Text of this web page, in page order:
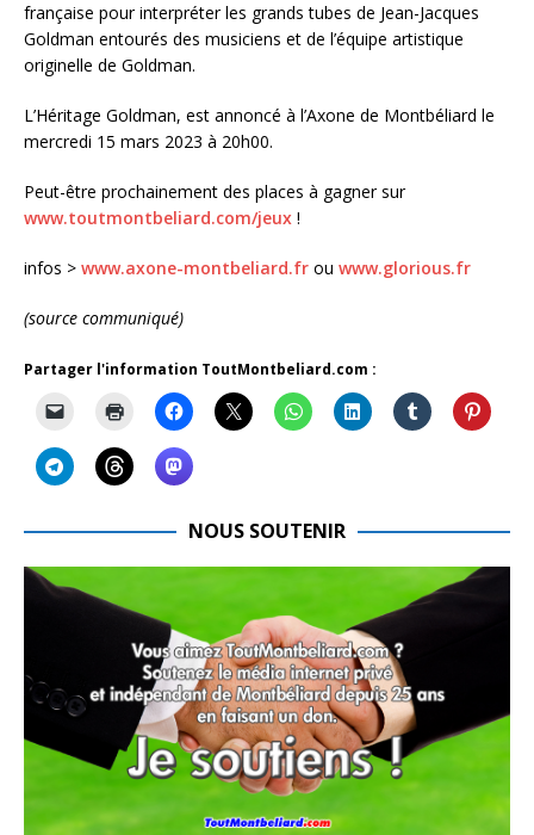
française pour interpréter les grands tubes de Jean-Jacques
Goldman entourés des musiciens et de l’équipe artistique
originelle de Goldman.
L’Héritage Goldman, est annoncé à l’Axone de Montbéliard le
mercredi 15 mars 2023 à 20h00.
Peut-être prochainement des places à gagner sur
www.toutmontbeliard.com/jeux !
infos > www.axone-montbeliard.fr ou www.glorious.fr
(source communiqué)
Partager l'information ToutMontbeliard.com :
NOUS SOUTENIR